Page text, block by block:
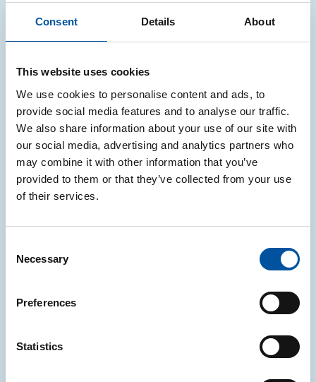
Consent Details About
This website uses cookies
We use cookies to personalise content and ads, to
provide social media features and to analyse our traffic.
We also share information about your use of our site with
our social media, advertising and analytics partners who
may combine it with other information that you’ve
provided to them or that they’ve collected from your use
of their services.
Selection
Necessary
Preferences
Statistics
intende aiutare le imprese a orientarsi tra la
normativa attualmente vigente in Italia, le
gestione operativa dei prossimi adeguamenti.
L’obiettivo è duplice: da un lato, offrire un supporto
informativo affidabile e dall’altro, formulare alcune
raccomandazioni pratiche, così da consentire alle
imprese di pianificare per tempo le attività
necessarie ad arrivare preparate alla futura
etichettatura armonizzata europea.
Notizie correlate